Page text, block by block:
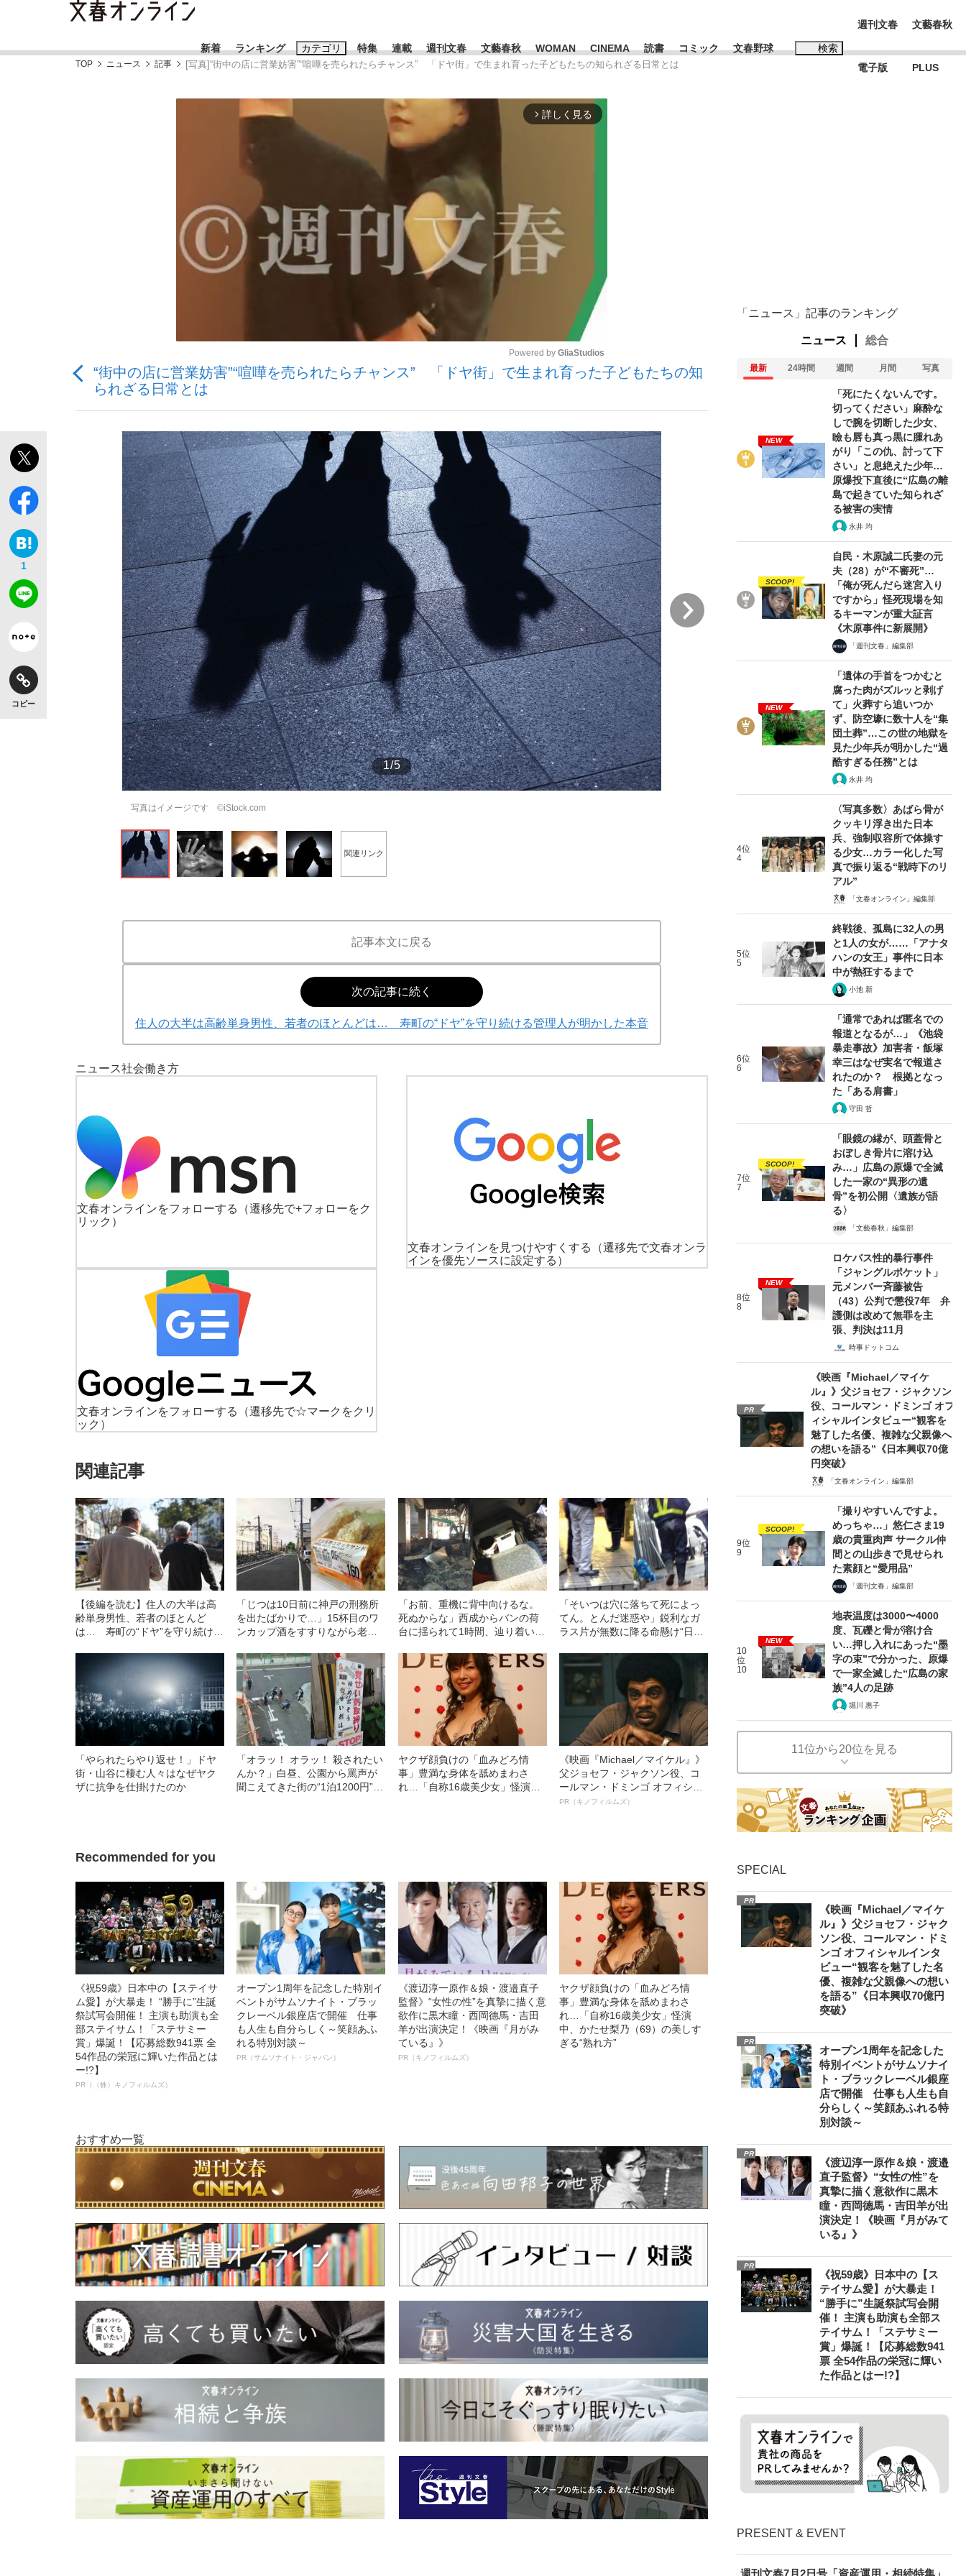
新着 ランキング カテゴリ
「90%は失敗する。でも…」本田圭佑が初めて明かした日本代表監督に... 「最悪の空気のまま解散」WBC日本代表“敗戦”の真実 選手が明かす...
「敗因分析は一切聞かれなかった」侍ジャパン選手が証言した“NPB聞... 「クマが悪者扱いされているのが悲しい」『北の国から』倉本聰氏（91...
「目標達成できなかったからと言って…」サッカー日本代表・森保一監督...
もっと見る
特集
キングの誕生を、目撃せよ。
いまさら聞けない資産運用のすべて
the Style
もっと見る
連載 週刊文春 文藝春秋 WOMAN CINEMA 読書 コミック 文春野球 検索
おすすめのキーワードタグ一覧
#藤田晋 #高市早苗 #後藤真希
#玉木雄一郎
週刊文春
電子版
文藝春秋
PLUS
TOP ニュース 記事 [写真]“街中の店に営業妨害”“喧嘩を売られたらチャンス” 「ドヤ街」で生まれ育った子どもたちの知られざる日常とは
arrow_forward_ios 詳しく見る
Powered by GliaStudios
“街中の店に営業妨害”“喧嘩を売られたらチャンス” 「ドヤ街」で生まれ育った子どもたちの知
られざる日常とは
1
コピー
1/5
写真はイメージです ©iStock.com
2/5
関連リンク
記事本文に戻る
次の記事に続く
住人の大半は高齢単身男性、若者のほとんどは… 寿町の“ドヤ”を守り続ける管理人が明かした本音
ニュース社会働き方
文春オンラインをフォローする
（遷移先で+フォローをク
リック）
文春オンラインを見つけやすくする
（遷移先で文春オンラ
インを優先ソースに設定する）
文春オンラインをフォローする
（遷移先で☆マークをクリ
ック）
関連記事
【後編を読む】住人の大半は高
齢単身男性、若者のほとんど
は… 寿町の“ドヤ”を守り続ける
「じつは10日前に神戸の刑務所
を出たばかりで…」15杯目のワ
ンカップ酒をすすりながら老人
「お前、重機に背中向けるな。
死ぬからな」西成からバンの荷
台に揺られて1時間、辿り着いた
「そいつは穴に落ちて死によっ
てん。とんだ迷惑や」鋭利なガ
ラス片が無数に降る命懸け“日給
「やられたらやり返せ！」ドヤ
街・山谷に棲む人々はなぜヤク
ザに抗争を仕掛けたのか
「オラッ！ オラッ！ 殺されたい
んか？」白昼、公園から罵声が
聞こえてきた街の“1泊1200円”宿
ヤクザ顔負けの「血みどろ情
事」豊満な身体を舐めまわさ
れ…「自称16歳美少女」怪演
《映画『Michael／マイケル』》
父ジョセフ・ジャクソン役、コ
ールマン・ドミンゴ オフィシャ
ルインタビュー“観客を魅了した
PR（キノフィルムズ）
Recommended for you
《祝59歳》日本中の【ステイサ
ム愛】が大暴走！ “勝手に”生誕
祭試写会開催！ 主演も助演も全
部ステイサム！「ステサミー
賞」爆誕！【応募総数941票 全
54作品の栄冠に輝いた作品とは
ー!?】
PR（（株）キノフィルムズ）
オープン1周年を記念した特別イ
ベントがサムソナイト・ブラッ
クレーベル銀座店で開催 仕事
も人生も自分らしく～笑顔あふ
れる特別対談～
PR（サムソナイト・ジャパン）
《渡辺淳一原作＆娘・渡邉直子
監督》“女性の性”を真摯に描く意
欲作に黒木瞳・西岡德馬・吉田
羊が出演決定！《映画『月がみ
ている』》
PR（キノフィルムズ）
ヤクザ顔負けの「血みどろ情
事」豊満な身体を舐めまわさ
れ…「自称16歳美少女」怪演
中、かたせ梨乃（69）の美しす
ぎる“熟れ方”
おすすめ一覧
「ニュース」記事のランキング
ニュース 総合
最新 24時間 週間 月間 写真
NEW
「死にたくないんです。
切ってください」麻酔な
しで腕を切断した少女、
瞼も唇も真っ黒に腫れあ
がり「この仇、討って下
さい」と息絶えた少年…
原爆投下直後に“広島の離
島で起きていた知られざ
る被害の実情
永井 均
SCOOP!
自民・木原誠二氏妻の元
夫（28）が“不審死”…
「俺が死んだら迷宮入り
ですから」怪死現場を知
るキーマンが重大証言
《木原事件に新展開》
「週刊文春」編集部
NEW
「遺体の手首をつかむと
腐った肉がズルッと剥げ
て」火葬すら追いつか
ず、防空壕に数十人を“集
団土葬”…この世の地獄を
見た少年兵が明かした“過
酷すぎる任務”とは
永井 均
4位
4
〈写真多数〉あばら骨が
クッキリ浮き出た日本
兵、強制収容所で体操す
る少女…カラー化した写
真で振り返る“戦時下のリ
アル”
「文春オンライン」編集部
5位
5
終戦後、孤島に32人の男
と1人の女が……「アナタ
ハンの女王」事件に日本
中が熱狂するまで
小池 新
6位
6
「通常であれば匿名での
報道となるが…」《池袋
暴走事故》加害者・飯塚
幸三はなぜ実名で報道さ
れたのか？ 根拠となっ
た「ある肩書」
守田 哲
7位
7
SCOOP!
「眼鏡の縁が、頭蓋骨と
おぼしき骨片に溶け込
み…」広島の原爆で全滅
した一家の“異形の遺
骨”を初公開〈遺族が語
る〉
「文藝春秋」編集部
8位
8
NEW
ロケバス性的暴行事件
「ジャングルポケット」
元メンバー斉藤被告
（43）公判で懲役7年 弁
護側は改めて無罪を主
張、判決は11月
時事ドットコム
PR
《映画『Michael／マイケ
ル』》父ジョセフ・ジャクソン
役、コールマン・ドミンゴ オフ
ィシャルインタビュー“観客を
魅了した名優、複雑な父親像へ
の想いを語る”《日本興収70億
円突破》
「文春オンライン」編集部
9位
9
SCOOP!
「撮りやすいんですよ。
めっちゃ…」悠仁さま19
歳の貴重肉声 サークル仲
間との山歩きで見せられ
た素顔と“愛用品”
「週刊文春」編集部
10
位
10
NEW
地表温度は3000〜4000
度、瓦礫と骨が溶け合
い…押し入れにあった“墨
字の束”で分かった、原爆
で一家全滅した“広島の家
族”4人の足跡
堀川 惠子
11位から20位を見る
SPECIAL
PR
《映画『Michael／マイケ
ル』》父ジョセフ・ジャク
ソン役、コールマン・ドミ
ンゴ オフィシャルインタ
ビュー“観客を魅了した名
優、複雑な父親像への想い
を語る”《日本興収70億円
突破》
PR
オープン1周年を記念した
特別イベントがサムソナイ
ト・ブラックレーベル銀座
店で開催 仕事も人生も自
分らしく～笑顔あふれる特
別対談～
PR
《渡辺淳一原作＆娘・渡邉
直子監督》“女性の性”を
真摯に描く意欲作に黒木
瞳・西岡德馬・吉田羊が出
演決定！《映画『月がみて
いる』》
PR
《祝59歳》日本中の【ス
テイサム愛】が大暴走！
“勝手に”生誕祭試写会開
催！ 主演も助演も全部ス
テイサム！「ステサミー
賞」爆誕！【応募総数941
票 全54作品の栄冠に輝い
た作品とはー!?】
PRESENT & EVENT